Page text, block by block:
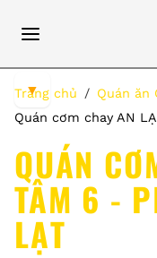
Trang chủ
Quán ăn
Quán cơm chay AN
QUÁN
TÂM 6 -
LẠT
▼